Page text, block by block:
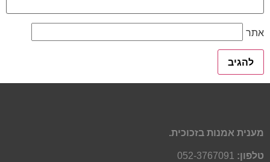
אתר
מענית אמנות בזכוכית.
טלפון: 052-3767091